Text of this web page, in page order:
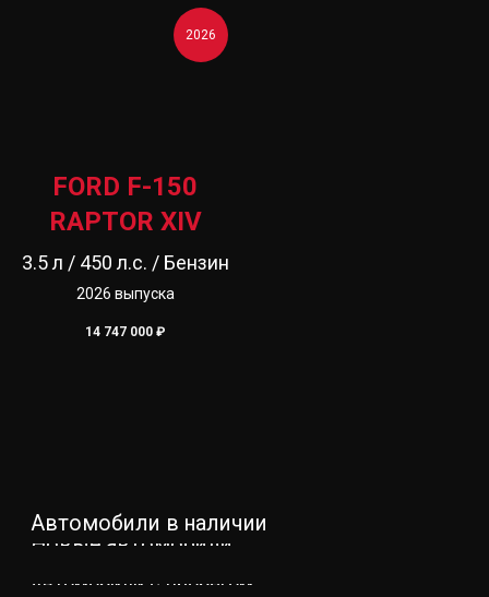
2026
FORD F-150
RAPTOR XIV
3.5 л / 450 л.с. / Бензин
2026 выпуска
14 747 000 ₽